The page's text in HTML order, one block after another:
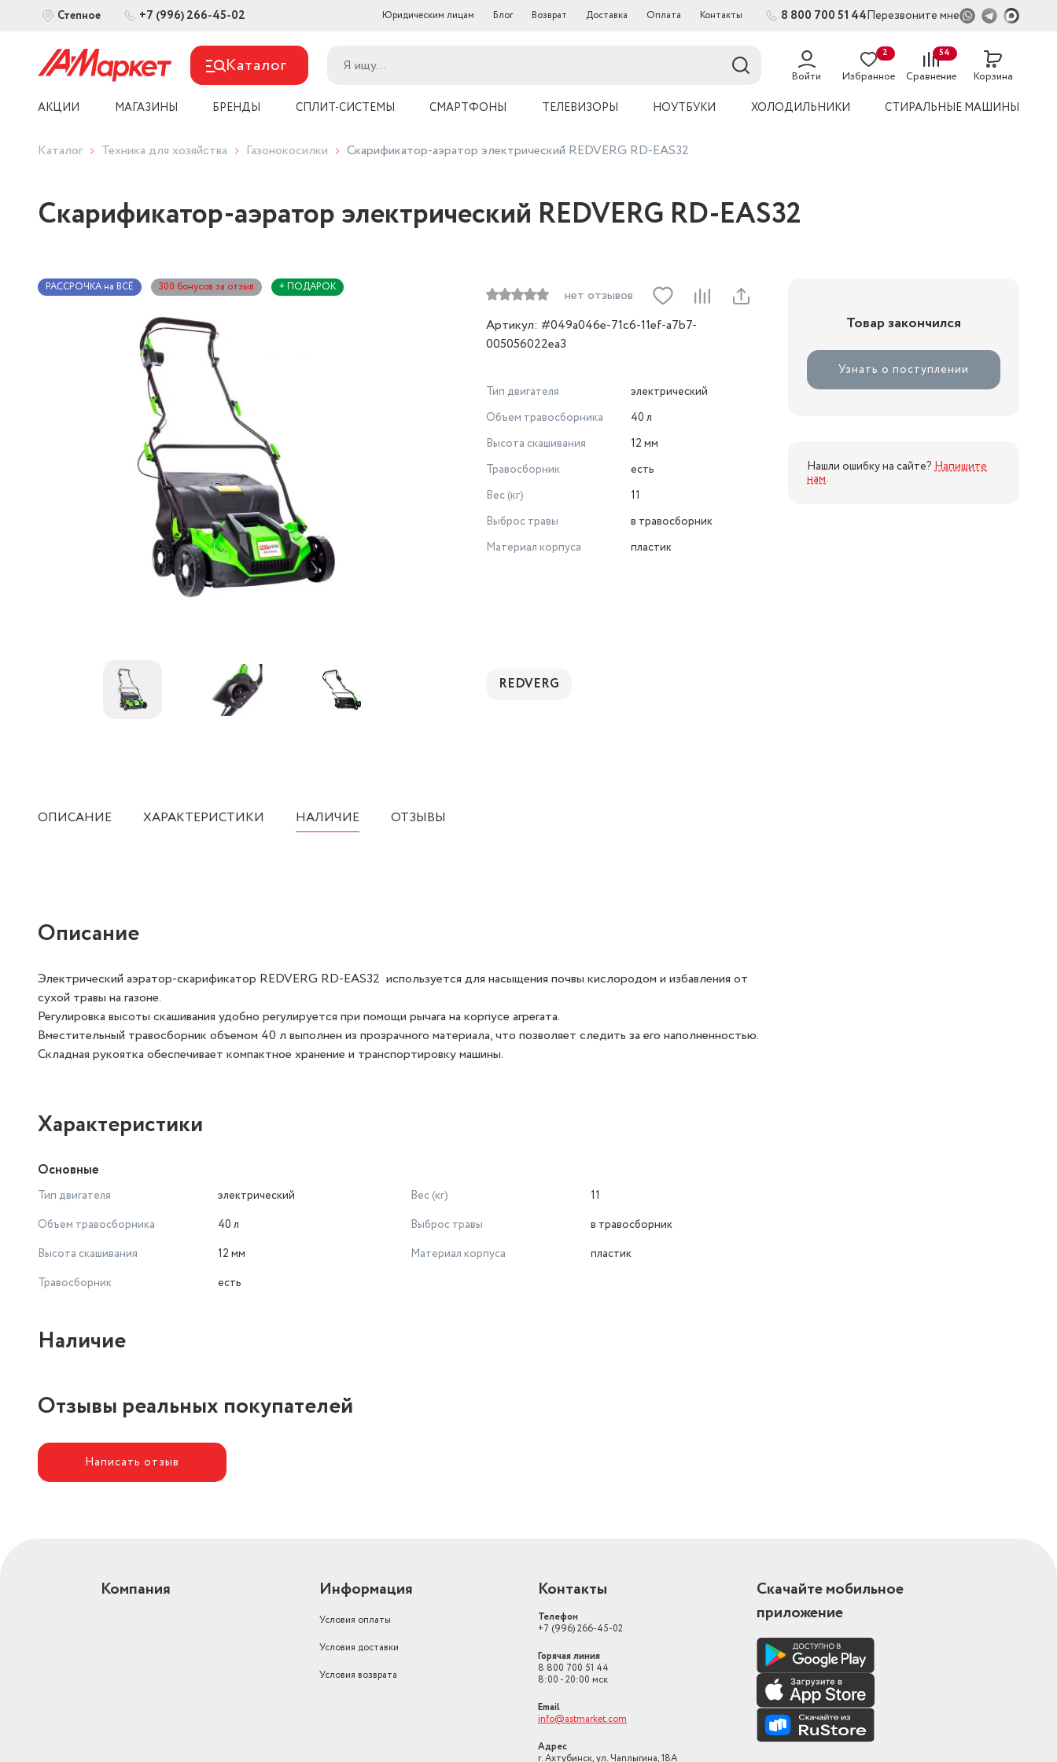
Степное +7 (996) 266-45-02 Юридическим лицам Блог Возврат Доставка Оплата Контакты 8 800 700 51 44Перезвоните мне
Каталог Войти Избранное
2
Сравнение
54
Корзина
АКЦИИ МАГАЗИНЫ БРЕНДЫ СПЛИТ-СИСТЕМЫ СМАРТФОНЫ ТЕЛЕВИЗОРЫ НОУТБУКИ ХОЛОДИЛЬНИКИ СТИРАЛЬНЫЕ МАШИНЫ
Каталог Техника для хозяйства Газонокосилки Скарификатор-аэратор электрический REDVERG RD-EAS32
Скарификатор-аэратор электрический REDVERG RD-EAS32
РАССРОЧКА на ВСЁ 300 бонусов за отзыв + ПОДАРОК
нет отзывов
Артикул: #049a046e-71c6-11ef-a7b7-
005056022ea3
Тип двигателя
электрический
Объем травосборника
40 л
Высота скашивания
12 мм
Травосборник
есть
Вес (кг)
11
Выброс травы
в травосборник
Материал корпуса
пластик
REDVERG
Товар закончился
Узнать о поступлении
Нашли ошибку на сайте? Напишите
нам.
ОПИСАНИЕ ХАРАКТЕРИСТИКИ НАЛИЧИЕ ОТЗЫВЫ
Описание
Электрический аэратор-скарификатор REDVERG RD-EAS32 используется для насыщения почвы кислородом и избавления от
сухой травы на газоне.
Регулировка высоты скашивания удобно регулируется при помощи рычага на корпусе агрегата.
Вместительный травосборник объемом 40 л выполнен из прозрачного материала, что позволяет следить за его наполненностью.
Складная рукоятка обеспечивает компактное хранение и транспортировку машины.
Характеристики
Основные
Тип двигателя
электрический
Объем травосборника
40 л
Высота скашивания
12 мм
Травосборник
есть
Вес (кг)
11
Выброс травы
в травосборник
Материал корпуса
пластик
Наличие
Отзывы реальных покупателей
Написать отзыв
Компания Информация
Условия оплаты
Условия доставки
Условия возврата
Контакты
Телефон
+7 (996) 266-45-02
Горячая линия
8 800 700 51 44
8:00 - 20:00 мск
Email
info@astmarket.com
Адрес
г. Ахтубинск, ул. Чаплыгина, 18А
Скачайте мобильное
приложение